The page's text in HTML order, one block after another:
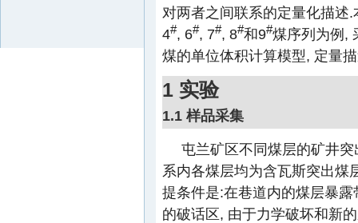
对两者之间联系的定量化描述
4#, 6#, 7#, 8#和9#煤序列为例,
煤的单位体积计算模型, 定量
1 实验
1.1 样品采集
屯兰矿区不同煤层的矿井
系内各煤层均为含瓦斯突出煤
提条件是:在巷道内的煤层暴
的破话区, 由于力学破坏和新